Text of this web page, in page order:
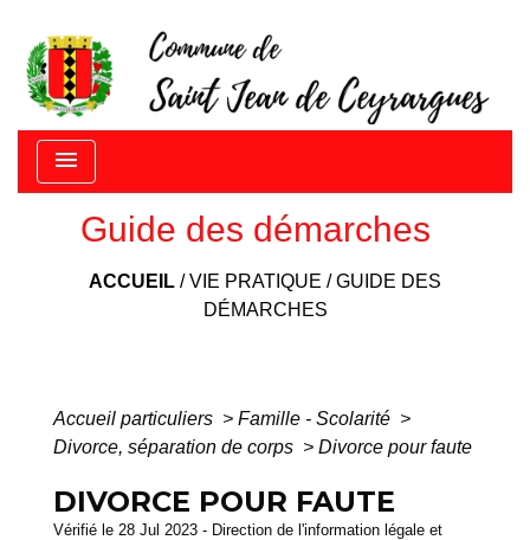
menu
Guide des démarches
ACCUEIL /VIE PRATIQUE /GUIDE DES
DÉMARCHES
Accueil particuliers > Famille - Scolarité >
Divorce, séparation de corps > Divorce pour faute
DIVORCE POUR FAUTE
Vérifié le 28 Jul 2023 - Direction de l'information légale et